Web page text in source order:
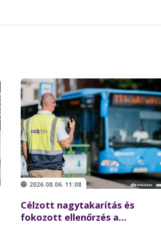
2026.08.06. 11:08
Célzott nagytakarítás és
fokozott ellenőrzés a